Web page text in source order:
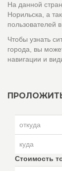
На данной
Норильска, а
пользователей
Чтобы узнать
города, вы
навигации и
Стоимость